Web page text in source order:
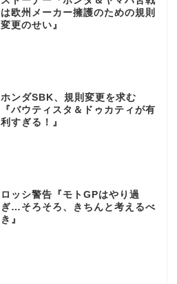
は欧州メーカー擁護のための規則
変更のせい』
ホンダSBK、規則変更を求む
『バウティスタ＆ドゥカティが有
利すぎる！』
ロッシ警告『モトGPはやり過
ぎ…そろそろ、きちんと考えるべ
き』